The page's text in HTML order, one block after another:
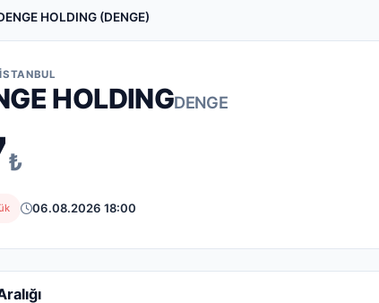
HOLDING (DENGE)
HOLDINGDENGE
₺
06.08.2026 18:00